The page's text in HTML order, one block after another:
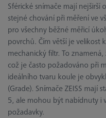
Sférické snímače mají
stejné chování při měření ve
pro všechny běžné měřicí
povrchů. Čím větší je velikost
mechanický filtr. To
což je často požadováno při
ideálního tvaru koule je
(Grade). Snímače ZEISS mají
5, ale mohou být nabídnuty i
požadavky.